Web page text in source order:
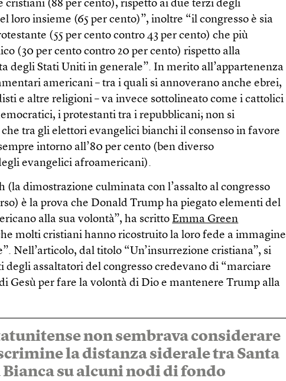
cristiani (88 per cento), rispetto ai due terzi degli
loro insieme (65 per cento)”, inoltre “il congresso è sia
(55 per cento contro 43 per cento) che più
(30 per cento contro 20 per cento) rispetto alla
degli Stati Uniti in generale”. In merito all’appartenenza
americani – tra i quali si annoverano anche ebrei,
e altre religioni – va invece sottolineato come i cattolici
i protestanti tra i repubblicani; non si
tra gli elettori evangelici bianchi il consenso in favore
intorno all’80 per cento (ben diverso
evangelici afroamericani).
(la dimostrazione culminata con l’assalto al congresso
è la prova che Donald Trump ha piegato elementi del
alla sua volontà”, ha scritto Emma Green
molti cristiani hanno ricostruito la loro fede a immagine
Nell’articolo, dal titolo “Un’insurrezione cristiana”, si
degli assaltatori del congresso credevano di “marciare
Gesù per fare la volontà di Dio e mantenere Trump alla
non sembrava considerare
la distanza siderale tra Santa
Bianca su alcuni nodi di fondo